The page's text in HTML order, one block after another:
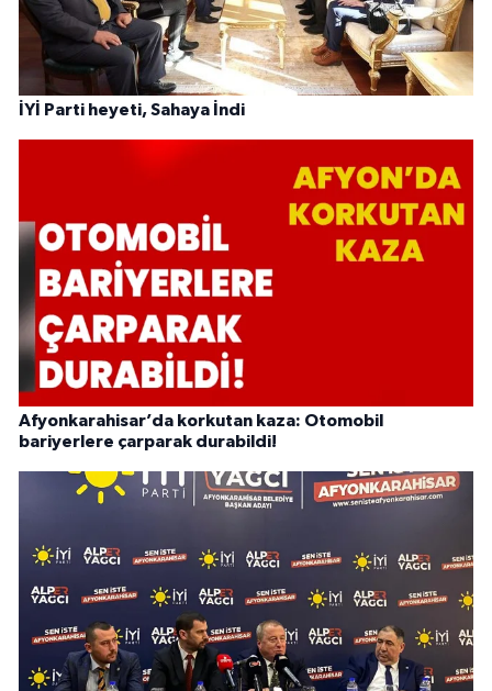
İYİ Parti heyeti, Sahaya İndi
Afyonkarahisar’da korkutan kaza: Otomobil
bariyerlere çarparak durabildi!